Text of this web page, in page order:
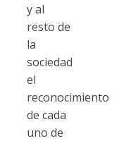
y al
resto de
la
sociedad
el
reconocimiento
de cada
uno de